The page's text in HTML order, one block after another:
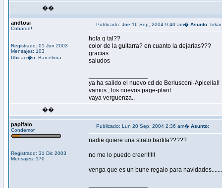
��
andtosi
Cobarde!
Registrado: 01 Jun 2003
Mensajes: 103
Ubicaci�n: Barcelona
Publicado: Jue 16 Sep, 2004 9:40 am� Asunto: tokai
hola q tal??
color de la guitarra? en cuanto la dejarias???
gracias
saludos
ya ha salido el nuevo cd de Berlusconi-Apicella!!
vamos , los nuevos page-plant..
vaya verguenza..
��
papifalo
Condemor
Registrado: 31 Dic 2003
Mensajes: 170
Publicado: Lun 20 Sep, 2004 2:36 am� Asunto:
nadie quiere una strato bartita?????
no me lo puedo creer!!!!!!
venga que es un bune regalo para